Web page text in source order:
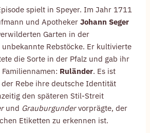
spielt in Speyer. Im Jahr 1711
und Apotheker Johann Seger
Garten in der
Rebstöcke. Er kultivierte
die Sorte in der Pfalz und gab ihr
Ruländer. Es ist
der Rebe ihre deutsche Identität
den späteren Stil-Streit
und Grauburgundervorprägte, der
Etiketten zu erkennen ist.